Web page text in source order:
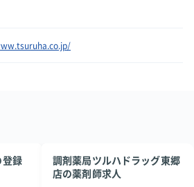
登録
調剤薬局ツルハドラッグ東郷
店の薬剤師求人